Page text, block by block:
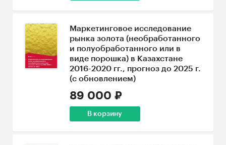
Маркетинговое исследование
рынка золота (необработанного
и полуобработанного или в
виде порошка) в Казахстане
2016-2020 гг., прогноз до 2025 г.
(с обновлением)
89 000 ₽
В корзину